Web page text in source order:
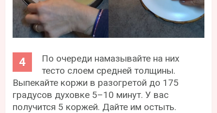
По очереди намазывайте на них
тесто слоем средней толщины.
Выпекайте коржи в разогретой до 175
градусов духовке 5–10 минут. У вас
получится 5 коржей. Дайте им остыть.